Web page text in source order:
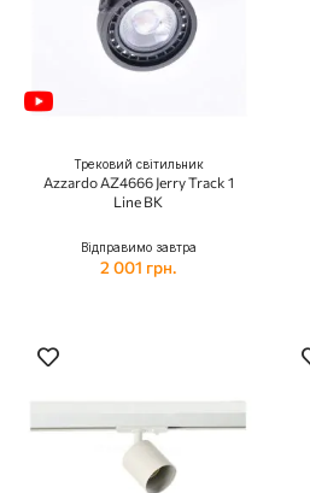
Трековий світильник
Azzardo AZ4666 Jerry Track 1
Line BK
Відправимо завтра
2 001 грн.